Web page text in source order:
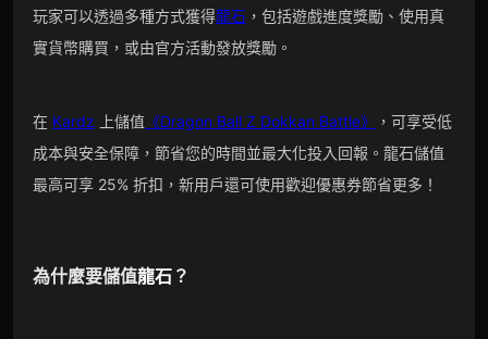
玩家可以透過多種方式獲得龍石 ，包括遊戲進度獎勵、使用真
實貨幣購買，或由官方活動發放獎勵。
在 Kardz 上儲值 《Dragon Ball Z Dokkan Battle》
，可享受低
成本與安全保障，節省您的時間並最大化投入回報。龍石儲值
最高可享 25% 折扣，新用戶還可使用歡迎優惠券節省更多！
為什麼要儲值龍石？